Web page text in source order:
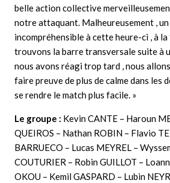
belle action collective
notre attaquant. Malheureusement ,
incompréhensible à cette heure-ci , à
trouvons la barre transversale suite à
nous avons réagi trop tard , nous
faire preuve de plus de calme dans les
se rendre le match plus facile. »
Le groupe : Kevin CANTE – Haroun
QUEIROS – Nathan ROBIN – Flavio
BARRUECO – Lucas MEYREL –
COUTURIER – Robin GUILLOT –
OKOU – Kemil GASPARD – Lubin